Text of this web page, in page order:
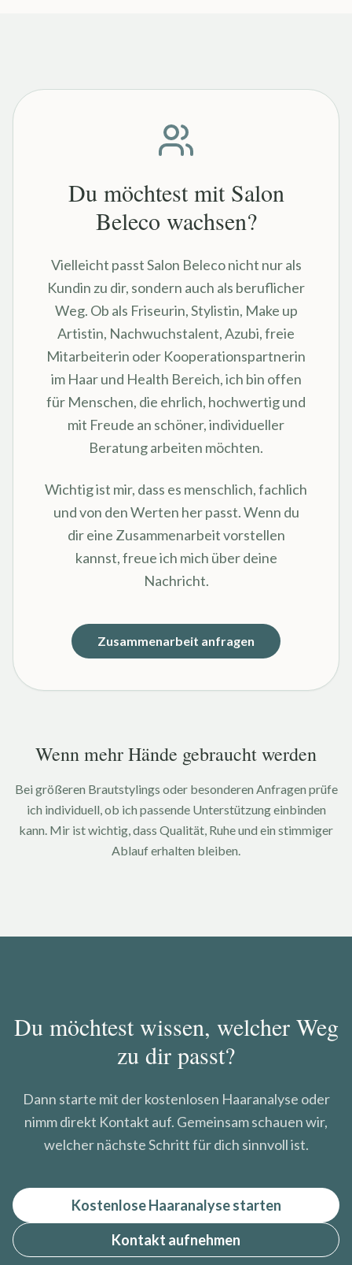
Du möchtest mit Salon
Beleco wachsen?
Vielleicht passt Salon Beleco nicht nur als
Kundin zu dir, sondern auch als beruflicher
Weg. Ob als Friseurin, Stylistin, Make up
Artistin, Nachwuchstalent, Azubi, freie
Mitarbeiterin oder Kooperationspartnerin
im Haar und Health Bereich, ich bin offen
für Menschen, die ehrlich, hochwertig und
mit Freude an schöner, individueller
Beratung arbeiten möchten.
Wichtig ist mir, dass es menschlich, fachlich
und von den Werten her passt. Wenn du
dir eine Zusammenarbeit vorstellen
kannst, freue ich mich über deine
Nachricht.
Zusammenarbeit anfragen
Wenn mehr Hände gebraucht werden
Bei größeren Brautstylings oder besonderen Anfragen prüfe
ich individuell, ob ich passende Unterstützung einbinden
kann. Mir ist wichtig, dass Qualität, Ruhe und ein stimmiger
Ablauf erhalten bleiben.
Du möchtest wissen, welcher Weg
zu dir passt?
Dann starte mit der kostenlosen Haaranalyse oder
nimm direkt Kontakt auf. Gemeinsam schauen wir,
welcher nächste Schritt für dich sinnvoll ist.
Kostenlose Haaranalyse starten
Kontakt aufnehmen